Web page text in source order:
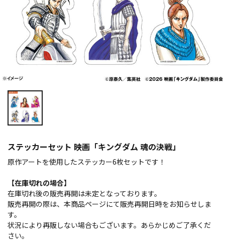
ステッカーセット 映画「キングダム 魂の決戦」
原作アートを使用したステッカー6枚セットです！
【在庫切れの場合】
在庫切れ後の販売再開は未定となっております。
販売再開の際は、本商品ページにて販売再開日時をお知らせしま
す。
状況により再販しない場合もございます。あらかじめご了承くだ
さい。